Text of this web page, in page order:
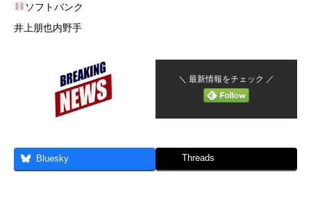
ソフトバンク
井上朋也内野手
＼ 最新情報をチェック ／
Bluesky Threads